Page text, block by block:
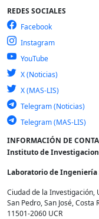
REDES SOCIALES
Facebook
Instagram
YouTube
X (Noticias)
X (MAS-LIS)
Telegram (Noticias)
Telegram (MAS-LIS)
INFORMACIÓN DE
Instituto de
Laboratorio de Ingeniería
Ciudad de la Investigación,
San Pedro, San José, Costa
11501-2060 UCR